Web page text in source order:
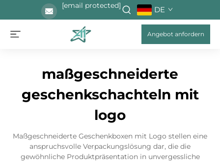
[email protected] DE
Angebot anfordern
maßgeschneiderte
geschenkschachteln mit
logo
Maßgeschneiderte Geschenkboxen mit Logo stellen eine
anspruchsvolle Verpackungslösung dar, die die
gewöhnliche Produktpräsentation in unvergessliche